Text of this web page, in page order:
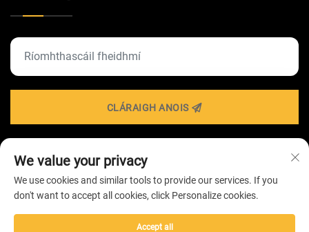
CLÁRAIGH ANOIS
Iarratas Cóipcheart © 2026 ag Cuideachta
TEICNEOLAÍOCHTA SOILSIÚ ZHONGSHAN HAIROLUX -
We value your privacy
We use cookies and similar tools to provide our services. If you
don't want to accept all cookies, click Personalize cookies.
Accept all